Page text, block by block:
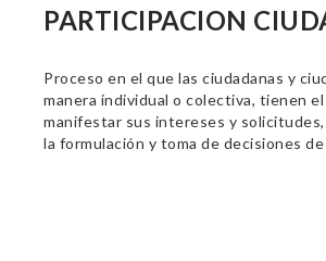
PARTICIPACION
Proceso en el que las ciudadanas y
manera individual o colectiva, tienen
manifestar sus intereses y
la formulación y toma de decisiones